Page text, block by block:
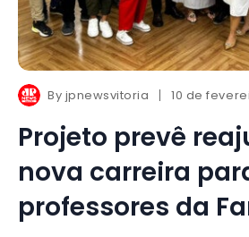
By jpnewsvitoria 10 de
Projeto prevê
nova carreira
professores da